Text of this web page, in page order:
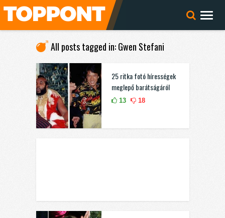
All posts tagged in: Gwen Stefani
25 ritka fotó hírességek
meglepő barátságáról
13 18